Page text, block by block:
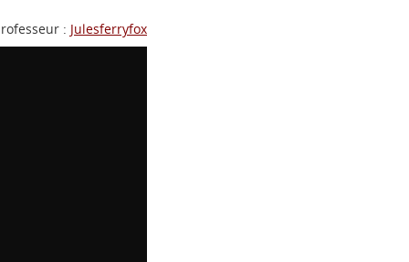
: Julesferryfox